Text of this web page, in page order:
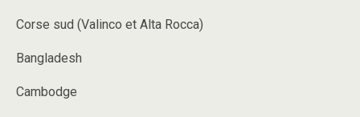
Corse sud (Valinco et Alta Rocca)
Bangladesh
Cambodge